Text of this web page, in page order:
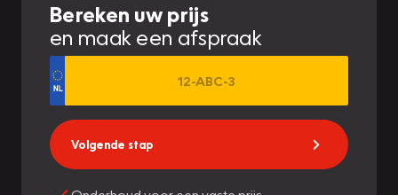
Bereken uw prijs
en maak een afspraak
Volgende stap